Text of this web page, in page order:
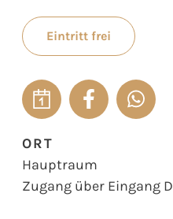
Eintritt frei
ORT
Hauptraum
Zugang über Eingang D